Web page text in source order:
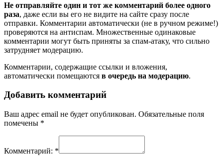
Не отправляйте один и тот же комментарий более одного
раза, даже если вы его не видите на сайте сразу после
отправки. Комментарии автоматически (не в ручном режиме!)
проверяются на антиспам. Множественные одинаковые
комментарии могут быть приняты за спам-атаку, что сильно
затрудняет модерацию.
Комментарии, содержащие ссылки и вложения,
автоматически помещаются в очередь на модерацию.
Добавить комментарий
Ваш адрес email не будет опубликован. Обязательные поля
помечены *
Комментарий: *